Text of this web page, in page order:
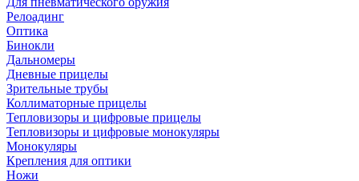
Релоадинг
Оптика
Бинокли
Дальномеры
Дневные прицелы
Зрительные трубы
Коллиматорные прицелы
Тепловизоры и цифровые прицелы
Тепловизоры и цифровые монокуляры
Монокуляры
Крепления для оптики
Ножи